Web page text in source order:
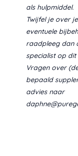
als hulpmiddel.
Twijfel je over
eventuele
raadpleeg dan
specialist op dit
Vragen over
bepaald
advies naar